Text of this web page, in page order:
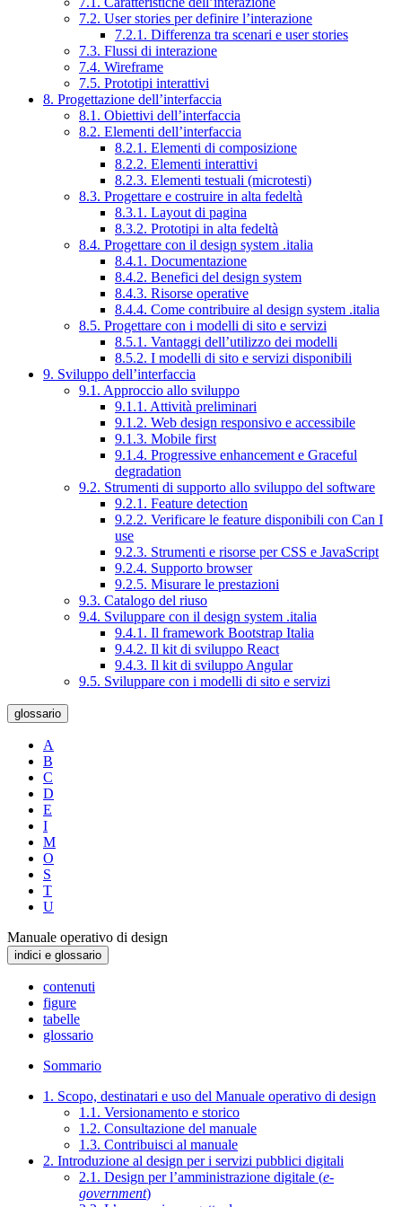
7.2. User stories per definire l’interazione
7.2.1. Differenza tra scenari e user stories
7.3. Flussi di interazione
7.4. Wireframe
7.5. Prototipi interattivi
8. Progettazione dell’interfaccia
8.1. Obiettivi dell’interfaccia
8.2. Elementi dell’interfaccia
8.2.1. Elementi di composizione
8.2.2. Elementi interattivi
8.2.3. Elementi testuali (microtesti)
8.3. Progettare e costruire in alta fedeltà
8.3.1. Layout di pagina
8.3.2. Prototipi in alta fedeltà
8.4. Progettare con il design system .italia
8.4.1. Documentazione
8.4.2. Benefici del design system
8.4.3. Risorse operative
8.4.4. Come contribuire al design system .italia
8.5. Progettare con i modelli di sito e servizi
8.5.1. Vantaggi dell’utilizzo dei modelli
8.5.2. I modelli di sito e servizi disponibili
9. Sviluppo dell’interfaccia
9.1. Approccio allo sviluppo
9.1.1. Attività preliminari
9.1.2. Web design responsivo e accessibile
9.1.3. Mobile first
9.1.4. Progressive enhancement e Graceful
degradation
9.2. Strumenti di supporto allo sviluppo del software
9.2.1. Feature detection
9.2.2. Verificare le feature disponibili con Can I
use
9.2.3. Strumenti e risorse per CSS e JavaScript
9.2.4. Supporto browser
9.2.5. Misurare le prestazioni
9.3. Catalogo del riuso
9.4. Sviluppare con il design system .italia
9.4.1. Il framework Bootstrap Italia
9.4.2. Il kit di sviluppo React
9.4.3. Il kit di sviluppo Angular
9.5. Sviluppare con i modelli di sito e servizi
glossario
A
B
C
D
E
I
M
O
S
T
U
Manuale operativo di design
indici e glossario
contenuti
figure
tabelle
glossario
Sommario
1. Scopo, destinatari e uso del Manuale operativo di design
1.1. Versionamento e storico
1.2. Consultazione del manuale
1.3. Contribuisci al manuale
2. Introduzione al design per i servizi pubblici digitali
2.1. Design per l’amministrazione digitale (e-
government)